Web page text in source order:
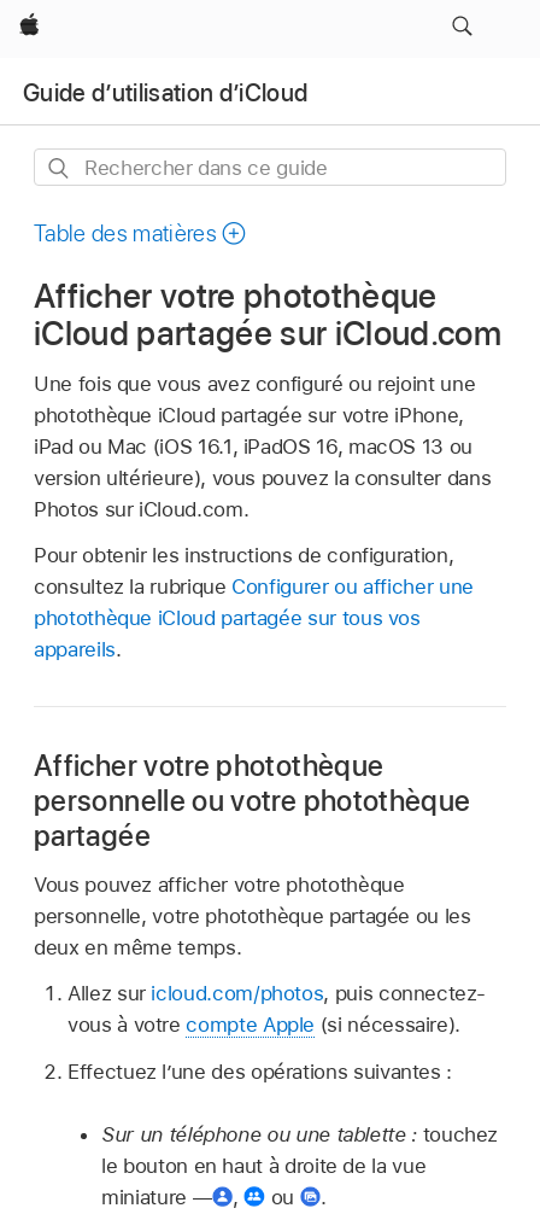
Apple
Guide d’utilisation d’iCloud
Rechercher
ce
Table des matières
Afficher votre photothèque
iCloud partagée sur iCloud.com
Une fois que vous avez configuré ou rejoint une
photothèque iCloud partagée sur votre iPhone,
iPad ou Mac (iOS 16.1, iPadOS 16, macOS 13 ou
version ultérieure), vous pouvez la consulter dans
Photos sur iCloud.com.
Pour obtenir les instructions de configuration,
consultez la rubrique Configurer ou afficher une
photothèque iCloud partagée sur tous vos
appareils.
Afficher votre photothèque
personnelle ou votre photothèque
partagée
Vous pouvez afficher votre photothèque
personnelle, votre photothèque partagée ou les
deux en même temps.
Allez sur icloud.com/photos, puis connectez-
vous à votrecompte Apple (si nécessaire).
Effectuez l’une des opérations suivantes :
Sur un téléphone ou une tablette : touchez
le bouton en haut à droite de la vue
miniature —
, ou .